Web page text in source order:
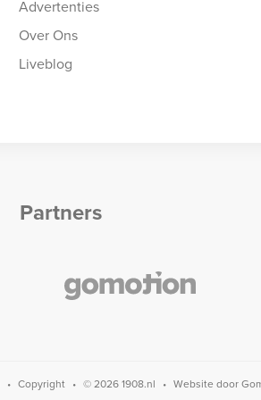
Advertenties
Over Ons
Liveblog
Partners
Copyright © 2026 1908.nl Website door